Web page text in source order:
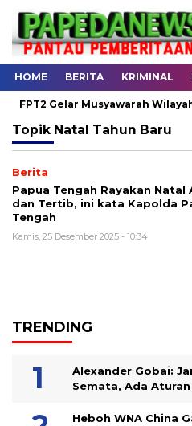
HOME BERITA KRIMINAL
FPT2 Gelar Musyawarah Wilayah
Topik Natal Tahun Baru
Berita
Papua Tengah Rayakan Natal
dan Tertib, ini kata Kapolda
Tengah
Kamis, 25 Desember 2025 - 10:34
TRENDING
Alexander Gobai:
Semata, Ada Aturan
Heboh WNA China